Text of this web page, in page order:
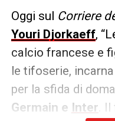
Oggi sul Corriere
Youri Djorkaeff,
calcio francese e
le tifoserie,
per la sfida di
Germain e Inter .